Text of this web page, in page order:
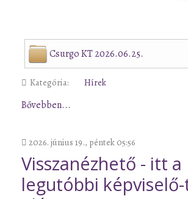
Csurgo KT 2026.06.25.
Kategória: Hírek
Bővebben...
2026. június 19., péntek 05:56
Visszanézhető - itt a
legutóbbi